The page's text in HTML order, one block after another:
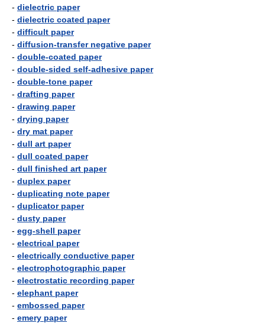
- dielectric paper
- dielectric coated paper
- difficult paper
- diffusion-transfer negative paper
- double-coated paper
- double-sided self-adhesive paper
- double-tone paper
- drafting paper
- drawing paper
- drying paper
- dry mat paper
- dull art paper
- dull coated paper
- dull finished art paper
- duplex paper
- duplicating note paper
- duplicator paper
- dusty paper
- egg-shell paper
- electrical paper
- electrically conductive paper
- electrophotographic paper
- electrostatic recording paper
- elephant paper
- embossed paper
- emery paper